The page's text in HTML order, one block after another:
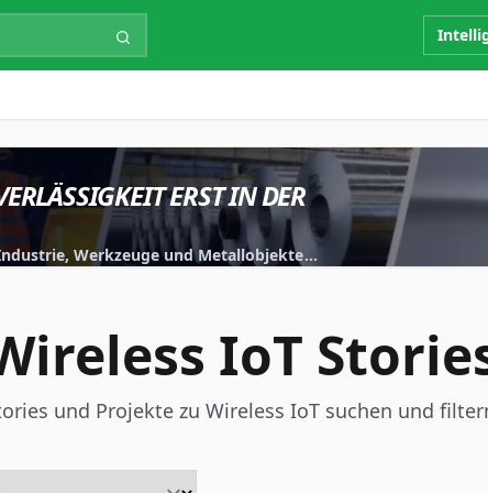
ERST IN DER
Werkzeuge und Metallobjekte
IoT
und Projekte zu Wireless IoT suchen und